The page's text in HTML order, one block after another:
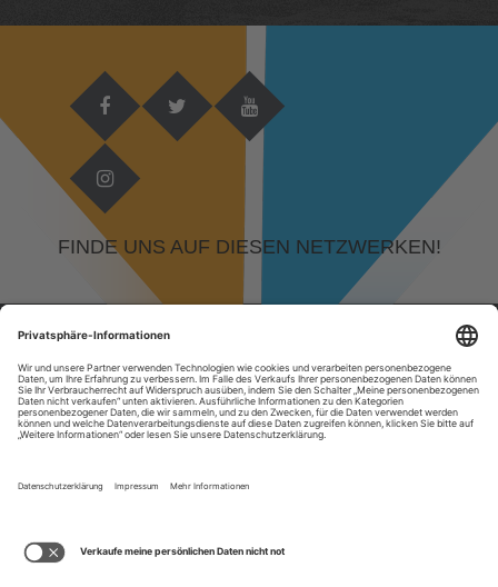
FINDE UNS AUF DIESEN NETZWERKEN!
© 2026 DEVELOPED BY